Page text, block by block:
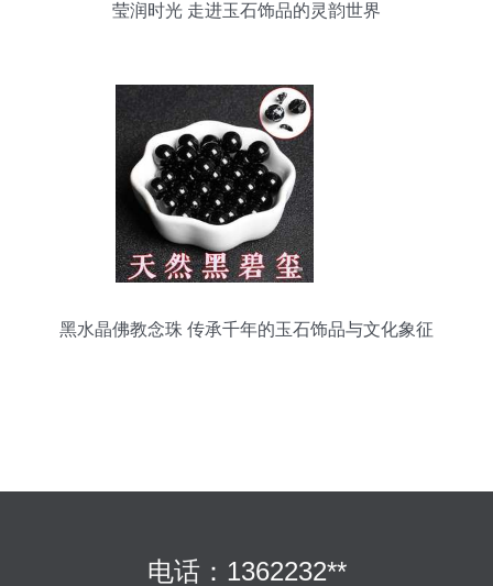
莹润时光 走进玉石饰品的灵韵世界
黑水晶佛教念珠 传承千年的玉石饰品与文化象征
电话：1362232**